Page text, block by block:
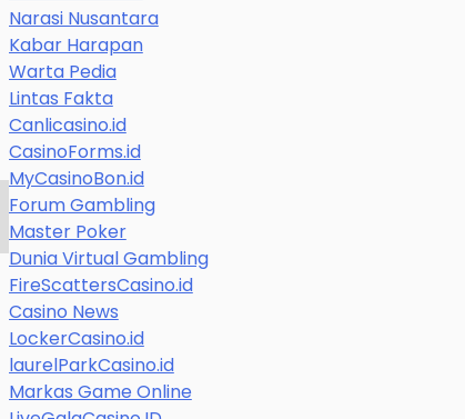
Narasi Nusantara
Kabar Harapan
Warta Pedia
Lintas Fakta
Canlicasino.id
CasinoForms.id
MyCasinoBon.id
Forum Gambling
Master Poker
Dunia Virtual Gambling
FireScattersCasino.id
Casino News
LockerCasino.id
laurelParkCasino.id
Markas Game Online